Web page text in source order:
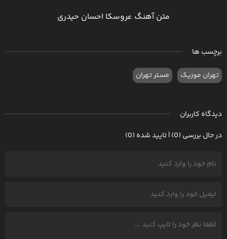
متن آهنگ عروسکا احسان حیدری
برچسب ها
تهران موزیک مستر تهران
دیدگاه کاربران
در حال بررسی (0) | تایید شده (0)